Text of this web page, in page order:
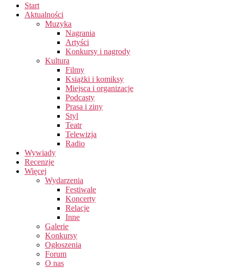
Start
Aktualności
Muzyka
Nagrania
Artyści
Konkursy i nagrody
Kultura
Filmy
Książki i komiksy
Miejsca i organizacje
Podcasty
Prasa i ziny
Styl
Teatr
Telewizja
Radio
Wywiady
Recenzje
Więcej
Wydarzenia
Festiwale
Koncerty
Relacje
Inne
Galerie
Konkursy
Ogłoszenia
Forum
O nas